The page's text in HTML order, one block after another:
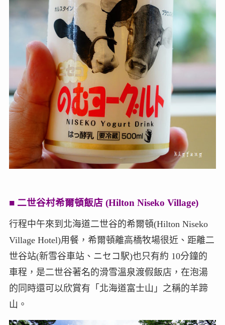
■ 二世谷村希爾頓飯店 (Hilton Niseko Village)
行程中午來到北海道二世谷的希爾頓(Hilton Niseko
Village Hotel)用餐，希爾頓離高橋牧場很近、距離二
世谷站(新雪谷車站、ニセコ駅)也只有約 10分鐘的
車程，是二世谷著名的滑雪溫泉渡假飯店，在泡湯
的同時還可以欣賞有「北海道富士山」之稱的羊蹄
山。